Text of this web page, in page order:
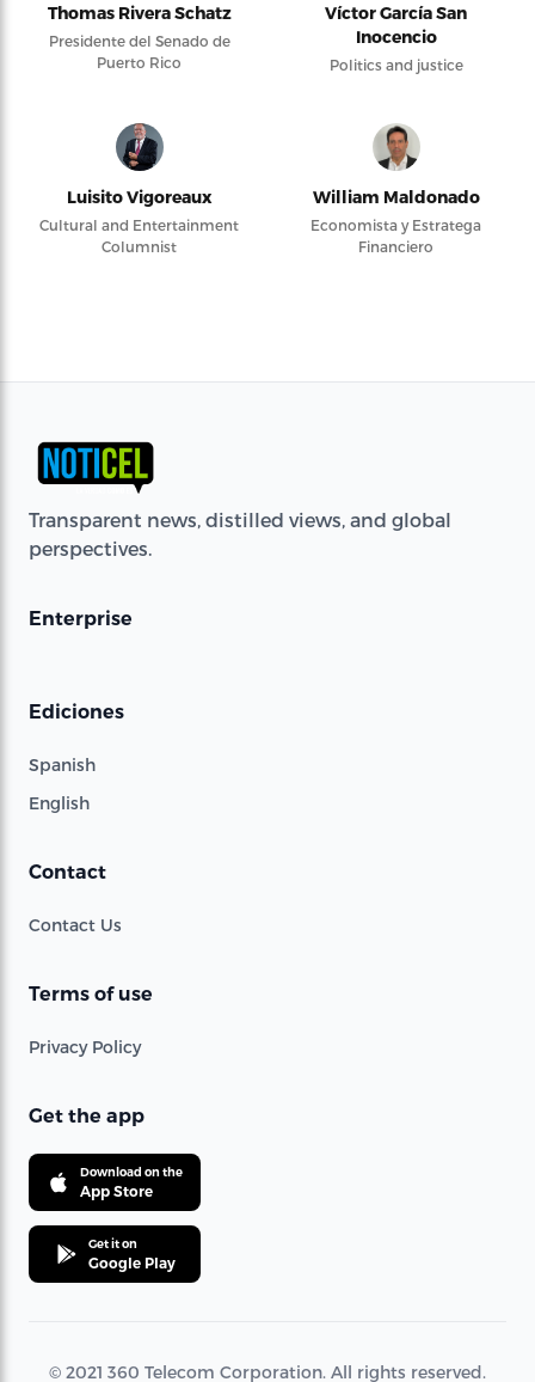
Thomas Rivera Schatz
Presidente del Senado de
Puerto Rico
Víctor García San
Inocencio
Politics and justice
Luisito Vigoreaux
Cultural and Entertainment
Columnist
William Maldonado
Economista y Estratega
Financiero
Transparent news, distilled views, and global
perspectives.
Enterprise
Ediciones
Spanish
English
Contact
Contact Us
Terms of use
Privacy Policy
Get the app
Download on the
App Store
Get it on
Google Play
© 2021 360 Telecom Corporation. All rights reserved.